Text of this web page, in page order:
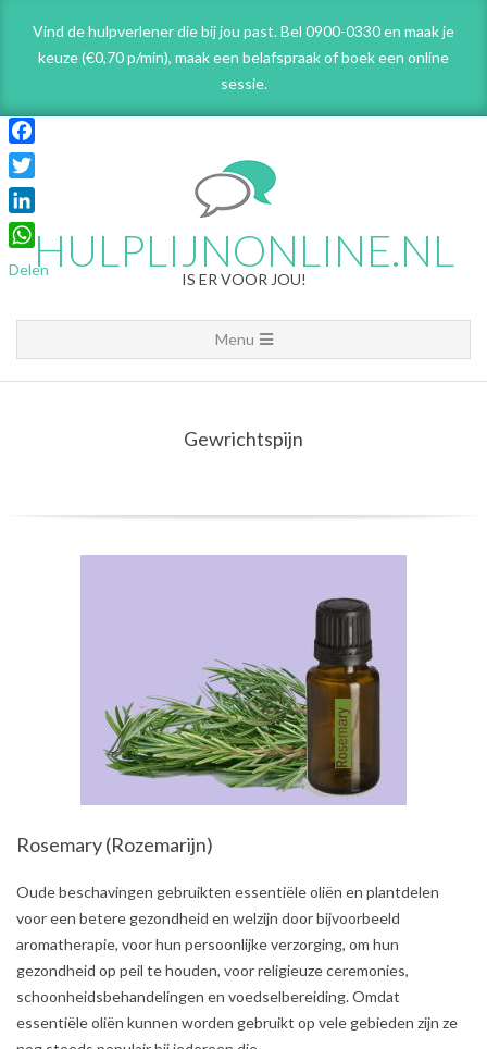
content
Vind de hulpverlener die bij jou past. Bel 0900-0330 en maak je
keuze (€0,70 p/min), maak een belafspraakof boek een online
sessie.
HULPLIJNONLINE.NL
IS ER VOOR JOU!
Navigation
Menu
Menu
Gewrichtspijn
Rosemary (Rozemarijn)
2021-
Oude beschavingen gebruikten essentiële oliën en plantdelen
voor een betere gezondheid en welzijn door bijvoorbeeld
aromatherapie, voor hun persoonlijke verzorging, om hun
gezondheid op peil te houden, voor religieuze ceremonies,
schoonheidsbehandelingen en voedselbereiding. Omdat
essentiële oliën kunnen worden gebruikt op vele gebieden zijn ze
Facebook
Twitter
LinkedIn
WhatsApp
Delen